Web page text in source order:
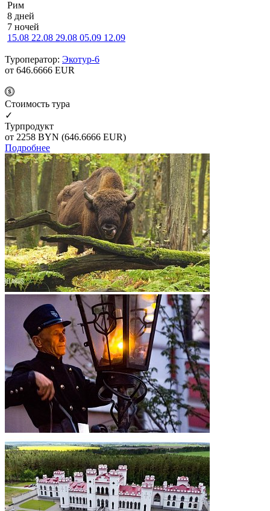
Рим
8 дней
7 ночей
15.08 22.08 29.08 05.09 12.09
Туроператор: Экотур-6
от 646.6666 EUR
Cтоимость тура
✓
Турпродукт
от 2258 BYN (646.6666 EUR)
Подробнее